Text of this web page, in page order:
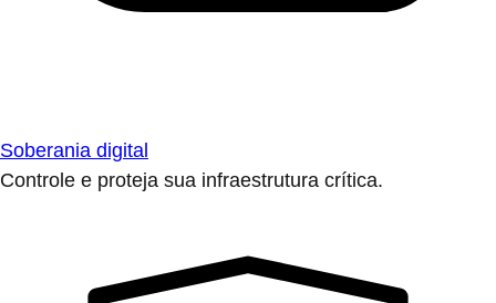
Soberania digital
Controle e proteja sua infraestrutura crítica.